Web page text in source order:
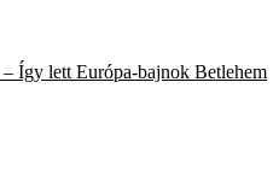
Így lett Európa-bajnok Betlehem